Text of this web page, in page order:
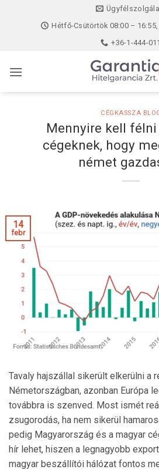
Hétfő-Csütörtök 08:00 –
+36-1-444-
CÉGKASSZA
Mennyire kell
cégeknek, hogy
német
14
febr
Tavaly hajszállal sikerült elkerülni a
Németországban, azonban Európa
továbbra is szenved. Most ismét
zsugorodás, ha nem sikerül
pedig Magyarország és a magyar
hír lehet, hiszen a legnagyobb
magyar beszállítói hálózat fontos